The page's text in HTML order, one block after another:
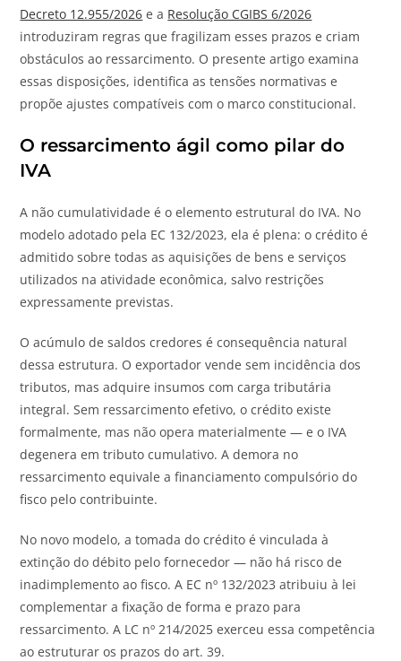
Decreto 12.955/2026 e a Resolução CGIBS 6/2026
introduziram regras que fragilizam esses prazos e criam
obstáculos ao ressarcimento. O presente artigo examina
essas disposições, identifica as tensões normativas e
propõe ajustes compatíveis com o marco constitucional.
O ressarcimento ágil como pilar do
IVA
A não cumulatividade é o elemento estrutural do IVA. No
modelo adotado pela EC 132/2023, ela é plena: o crédito é
admitido sobre todas as aquisições de bens e serviços
utilizados na atividade econômica, salvo restrições
expressamente previstas.
O acúmulo de saldos credores é consequência natural
dessa estrutura. O exportador vende sem incidência dos
tributos, mas adquire insumos com carga tributária
integral. Sem ressarcimento efetivo, o crédito existe
formalmente, mas não opera materialmente — e o IVA
degenera em tributo cumulativo. A demora no
ressarcimento equivale a financiamento compulsório do
fisco pelo contribuinte.
No novo modelo, a tomada do crédito é vinculada à
extinção do débito pelo fornecedor — não há risco de
inadimplemento ao fisco. A EC nº 132/2023 atribuiu à lei
complementar a fixação de forma e prazo para
ressarcimento. A LC nº 214/2025 exerceu essa competência
ao estruturar os prazos do art. 39.